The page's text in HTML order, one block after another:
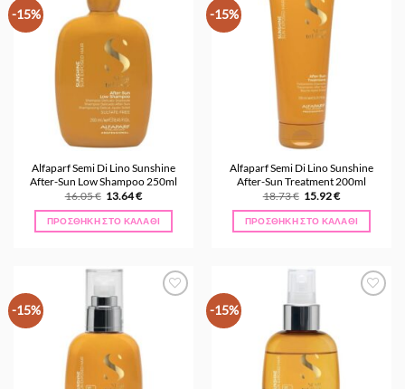
-15%
Αγαπημένα
Alfaparf Semi Di Lino Sunshine
After-Sun Low Shampoo 250ml
16.05€ Original
was:
16.05 €.
13.64€Η
τιμή
είναι:
ΠΡΟΣΘΉΚΗ ΣΤΟ ΚΑΛΆΘΙ
-15%
Alfaparf Semi Di Lino Sunshine
After-Sun Treatment 200ml
18.73€ Original
was:
18.73 €.
15.92€Η
τιμή
είναι:
ΠΡΟΣΘΉΚΗ ΣΤΟ ΚΑΛΆΘΙ
-15% -15%